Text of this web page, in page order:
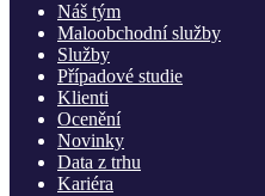
Náš tým
Maloobchodní služby
Služby
Případové studie
Klienti
Ocenění
Novinky
Data z trhu
Kariéra